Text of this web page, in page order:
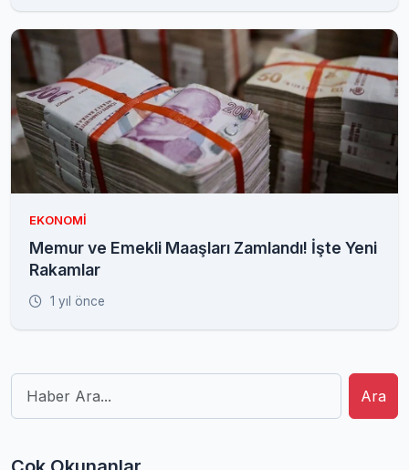
EKONOMI
Memur ve Emekli Maaşları Zamlandı! İşte Yeni
Rakamlar
1 yıl önce
Ara